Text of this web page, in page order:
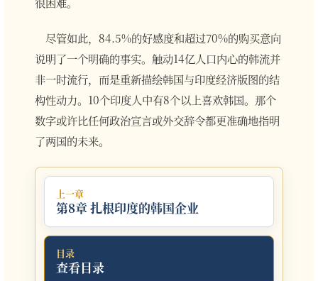
尽管如此，84.5%的好感度和超过70%的购买意向
说明了一个明确的事实。触动14亿人口内心的韩流并
非一时流行，而是重新描绘韩国与印度经济版图的结
构性动力。10个印度人中有8个以上喜欢韩国。那个
数字或许比任何政治宣言或外交辞令都更准确地指明
了两国的未来。
上一章
第8章 扎根印度的韩国企业
目录
查看目录